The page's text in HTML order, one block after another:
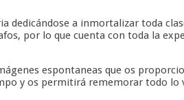
dedicándose a inmortalizar toda
por lo que cuenta con toda la
espontaneas que os
y os permitirá rememorar todo lo